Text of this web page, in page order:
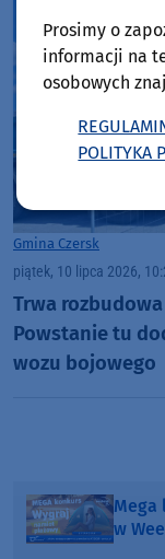
Gmina Czersk
piątek, 10 lipca 2026,
Trwa
Powstanie tu
wozu bojowego
Mega
w
Prosimy o
informacji na
osobowych
POLITYKA